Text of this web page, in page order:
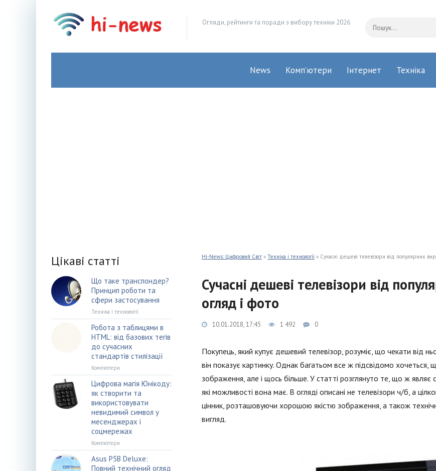
Огляди, рейтинги та поради з вибору техніки 2026
News Комп’ютери Інтернет Техніка
Hi-News: Цифровий Світ » Техніка і технології » Сучасні дешеві телевізори від популярних
Сучасні дешеві телевізори від
огляд і фото
10.01.2018, 17:45 1 492 0
Покупець, який купує дешевий телевізор, розуміє, що чекати від
він показує картинку. Однак багатьом все ж підсвідомо
зображення, але і щось більше. У статті розглянуто те, що ж
які можливості вона має. В огляді описані не телевізори ч/б, а
цінник, розташовуючи хорошою якістю зображення, а також
вигляд.
Цікаві статті
Що таке транспондер?
Принцип роботи та
сфери застосування
Техніка і технології
Робота з таблицями в
HTML: від базових тегів
до сучасних
стандартів стилізації
Компютери
Цифрова магія Юнікоду:
як створити та
використовувати
невидимий символ у
месенджерах і
соцмережах
Компютери
Asus P5B Deluxe:
Повний технічний огляд